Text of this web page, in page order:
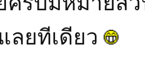
ลยทีเดียว